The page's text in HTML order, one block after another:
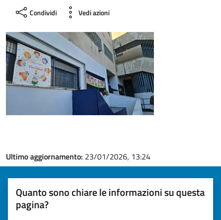
Condividi Vedi azioni
Ultimo aggiornamento: 23/01/2026, 13:24
Quanto sono chiare le informazioni su questa
pagina?